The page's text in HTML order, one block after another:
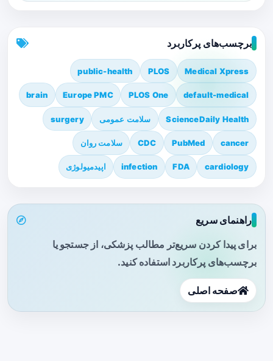
برچسب‌های پرکاربرد
Medical Xpress
PLOS
public-health
default-medical
PLOS One
Europe PMC
brain
ScienceDaily Health سلامت عمومی surgery
cancer
PubMed
CDC سلامت روان
cardiology
FDA
infection اپیدمیولوژی
راهنمای سریع
برای پیدا کردن سریع‌تر مطالب پزشکی، از جستجو یا
برچسب‌های پرکاربرد استفاده کنید.
صفحه اصلی